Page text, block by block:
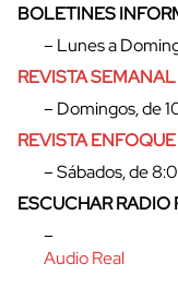
BOLETINES
– Lunes a
REVISTA SEMANAL
– Domingos, de
REVISTA ENFOQUE
– Sábados, de
ESCUCHAR RADIO
–
Audio Real